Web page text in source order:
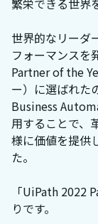
繁栄できる世界
世界的なリーダ
フォーマンスを
Partner of the
ー）に選ばれた
Business
用することで、
様に価値を提供
た。
「UiPath 2022
りです。